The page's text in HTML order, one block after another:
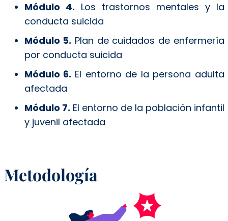
Módulo 4. Los trastornos mentales y la
conducta suicida
Módulo 5. Plan de cuidados de enfermería
por conducta suicida
Módulo 6. El entorno de la persona adulta
afectada
Módulo 7. El entorno de la población infantil
y juvenil afectada
Metodología